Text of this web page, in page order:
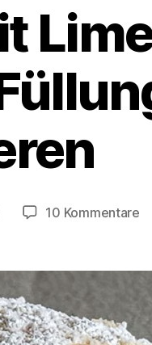
10 Kommentarezu